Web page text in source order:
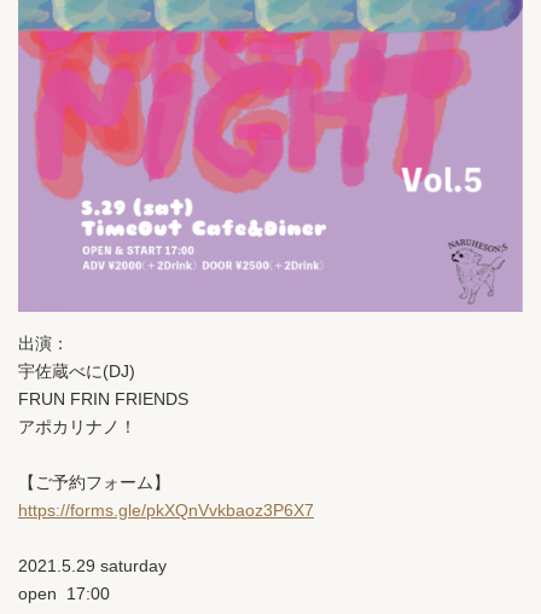
出演：
宇佐蔵べに(DJ)
FRUN FRIN FRIENDS
アポカリナノ！
【ご予約フォーム】
https://forms.gle/pkXQnVvkbaoz3P6X7
2021.5.29 saturday
open 17:00